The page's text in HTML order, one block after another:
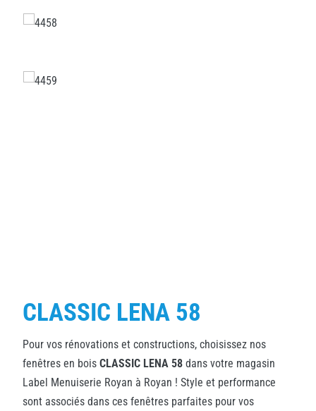
CLASSIC LENA 58
Pour vos rénovations et constructions, choisissez nos
fenêtres en bois CLASSIC LENA 58 dans votre magasin
Label Menuiserie Royan à Royan ! Style et performance
sont associés dans ces fenêtres parfaites pour vos